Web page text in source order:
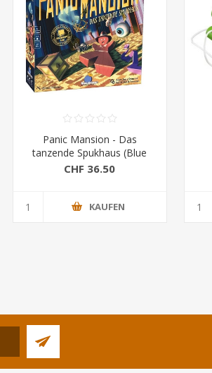
Panic Mansion - Das
tanzende Spukhaus (Blue
Orange)
CHF 36.50
KAUFEN